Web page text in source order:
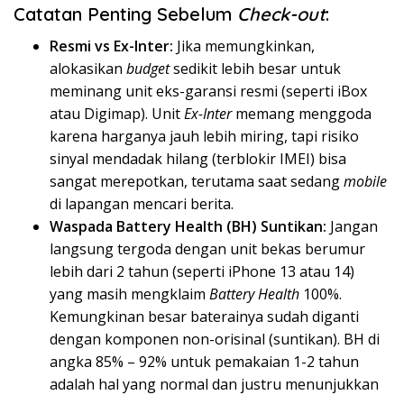
Catatan Penting Sebelum Check-out:
Resmi vs Ex-Inter: Jika memungkinkan,
alokasikan budgetsedikit lebih besar untuk
meminang unit eks-garansi resmi (seperti iBox
atau Digimap). UnitEx-Intermemang menggoda
karena harganya jauh lebih miring, tapi risiko
sinyal mendadak hilang (terblokir IMEI) bisa
sangat merepotkan, terutama saat sedangmobile
di lapangan mencari berita.
Waspada Battery Health (BH) Suntikan: Jangan
langsung tergoda dengan unit bekas berumur
lebih dari 2 tahun (seperti iPhone 13 atau 14)
yang masih mengklaim Battery Health 100%.
Kemungkinan besar baterainya sudah diganti
dengan komponen non-orisinal (suntikan). BH di
angka 85% – 92% untuk pemakaian 1-2 tahun
adalah hal yang normal dan justru menunjukkan